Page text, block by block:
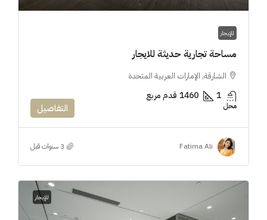
للإيجار
مساحة تجارية حديثة للايجار
الشارقة, الإمارات العربية المتحدة
1
1460 قدم مربع
محل التفاصيل
Fatima Ali
للإيجار